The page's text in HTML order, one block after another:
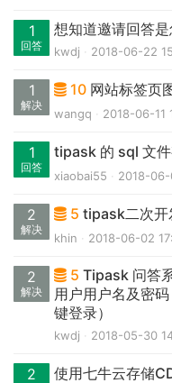
1
回答
想知道邀请回答
kwdj 2018-06-22
1
解决
10 网站标签页
wangq
2018-06-11
1
回答
tipask 的 sql 文件
xiaobai55
2018-06-
2
解决
5 tipask二次开
khin
2018-06-02
2
解决
5 Tipask 问答
用户用户名及密
键登录）
kwdj 2018-05-30
2 使用七牛云存储